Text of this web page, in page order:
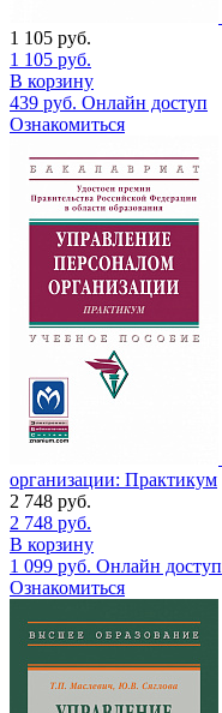
1 105 руб.
1 105 руб.
В корзину
439 руб. Онлайн доступ
Ознакомиться
организации: Практикум
2 748 руб.
2 748 руб.
В корзину
1 099 руб. Онлайн доступ
Ознакомиться